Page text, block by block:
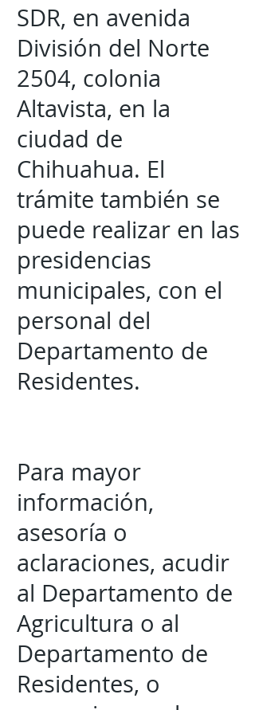
SDR, en avenida
División del Norte
2504, colonia
Altavista, en la
ciudad de
Chihuahua. El
trámite también se
puede realizar en las
presidencias
municipales, con el
personal del
Departamento de
Residentes.
Para mayor
información,
asesoría o
aclaraciones, acudir
al Departamento de
Agricultura o al
Departamento de
Residentes, o